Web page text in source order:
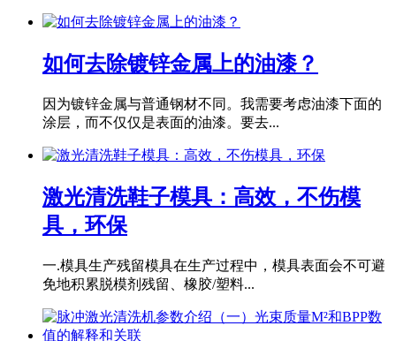
如何去除镀锌金属上的油漆？
因为镀锌金属与普通钢材不同。我需要考虑油漆下面的
涂层，而不仅仅是表面的油漆。要去...
激光清洗鞋子模具：高效，不伤模
具，环保
一.模具生产残留模具在生产过程中，模具表面会不可避
免地积累脱模剂残留、橡胶/塑料...